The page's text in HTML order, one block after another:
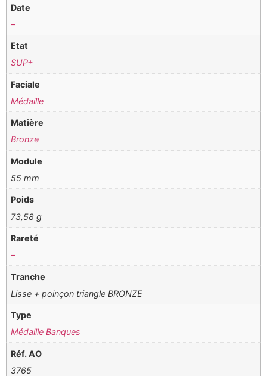
Date
–
Etat
SUP+
Faciale
Médaille
Matière
Bronze
Module
55 mm
Poids
73,58 g
Rareté
–
Tranche
Lisse + poinçon triangle BRONZE
Type
Médaille Banques
Réf. AO
3765